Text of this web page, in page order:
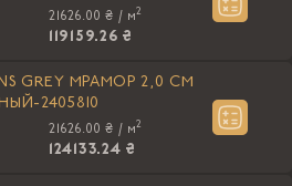
21626.00 ₴ / м2
119159.26 ₴
GREY МРАМОР 2,0 CM
2405810
21626.00 ₴ / м2
124133.24 ₴